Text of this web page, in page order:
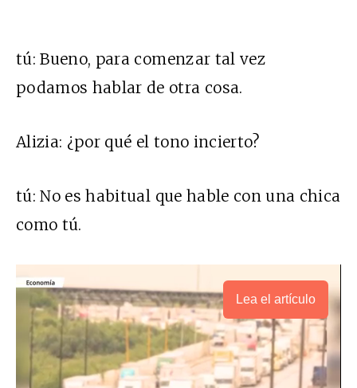
tú: Bueno, para comenzar tal vez
podamos hablar de otra cosa.
Alizia: ¿por qué el tono incierto?
tú: No es habitual que hable con una chica
como tú.
Lea el artículo